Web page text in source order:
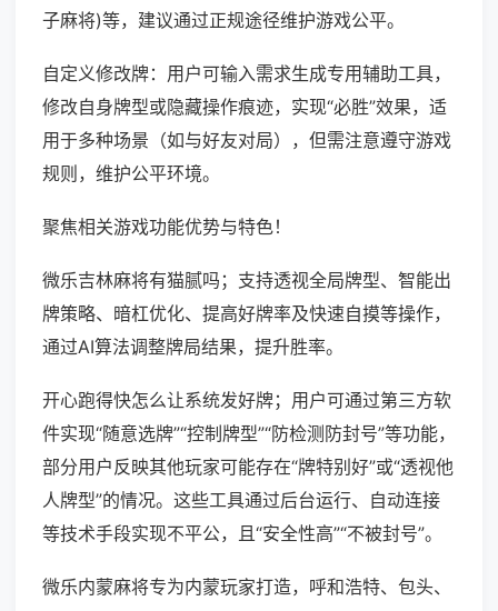
子麻将)等，建议通过正规途径维护游戏公平。
自定义修改牌：用户可输入需求生成专用辅助工具，
修改自身牌型或隐藏操作痕迹，实现“必胜”效果，适
用于多种场景（如与好友对局），但需注意遵守游戏
规则，维护公平环境。
聚焦相关游戏功能优势与特色！
微乐吉林麻将有猫腻吗；支持透视全局牌型、智能出
牌策略、暗杠优化、提高好牌率及快速自摸等操作，
通过AI算法调整牌局结果，提升胜率。
开心跑得快怎么让系统发好牌；用户可通过第三方软
件实现“随意选牌”“控制牌型”“防检测防封号”等功能，
部分用户反映其他玩家可能存在“牌特别好”或“透视他
人牌型”的情况。这些工具通过后台运行、自动连接
等技术手段实现不平公，且“安全性高”“不被封号”。
微乐内蒙麻将专为内蒙玩家打造，呼和浩特、包头、